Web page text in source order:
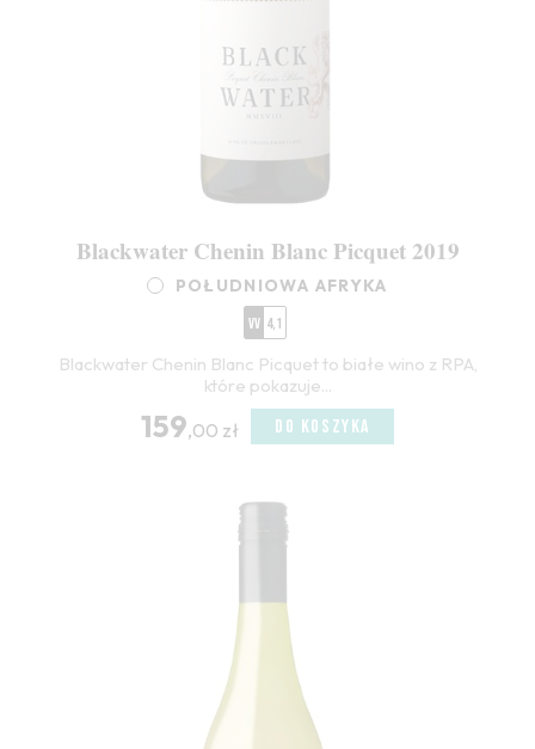
Blackwater Chenin Blanc Picquet 2019
POŁUDNIOWA AFRYKA
VV 4,1
Blackwater Chenin Blanc Picquet to białe wino z RPA,
które pokazuje...
159,00 zł DO KOSZYKA